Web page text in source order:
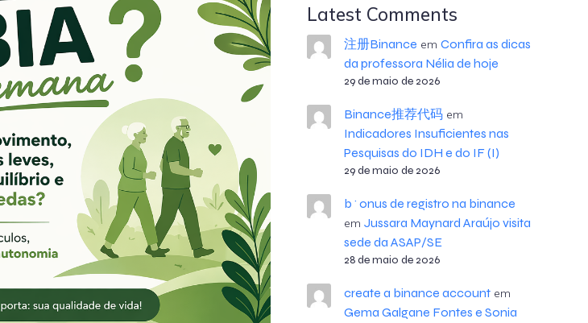
Latest Comments
注册Binance em Confira as dicas
da professora Nélia de hoje
29 de maio de 2026
Binance推荐代码em
Indicadores Insuficientes nas
Pesquisas do IDH e do IF (I)
29 de maio de 2026
b^onus de registro na binance
em Jussara Maynard Araújo visita
sede da ASAP/SE
28 de maio de 2026
create a binance accountem
Gema Galgane Fontes e Sonia